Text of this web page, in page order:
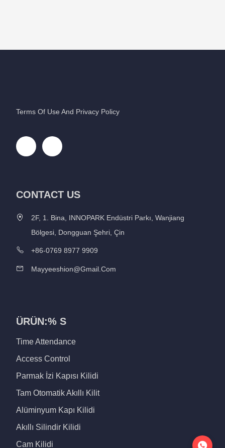
Terms Of Use And Privacy Policy
CONTACT US
2F, 1. Bina, INNOPARK Endüstri Parkı, Wanjiang
Bölgesi, Dongguan Şehri, Çin
+86-0769 8977 9909
Mayyeeshion@gmail.com
ÜRÜN:% S
Time Attendance
Access Control
Parmak İzi Kapısı Kilidi
Tam Otomatik Akıllı Kilit
Alüminyum Kapı Kilidi
Akıllı Silindir Kilidi
Cam Kilidi